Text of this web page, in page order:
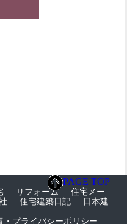
PAGE TOP
リフォーム
住宅メー
住宅建築日記
日本建
・プライバシーポリシー